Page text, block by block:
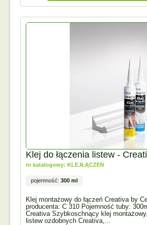
Klej do łączenia listew -
nr katalogowy: KLEJŁĄCZEŃ
pojemność: 300 ml
Klej montażowy do łączeń Creativa by
producenta: C 310 Pojemność tuby:
Creativa Szybkoschnący klej
listew ozdobnych Creativa,...